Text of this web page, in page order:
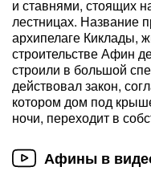
и ставнями, стоящих
лестницах. Название
архипелаге Киклады,
строительстве Афин
строили в большой
действовал закон,
котором дом под
ночи, переходит в
Афины в